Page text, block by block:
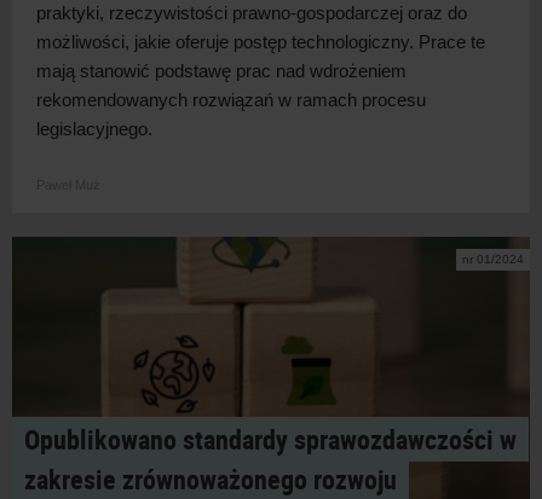
praktyki, rzeczywistości prawno-gospodarczej oraz do
możliwości, jakie oferuje postęp technologiczny. Prace te
mają stanowić podstawę prac nad wdrożeniem
rekomendowanych rozwiązań w ramach procesu
legislacyjnego.
nr 01/2024
Opublikowano standardy sprawozdawczości w
zakresie zrównoważonego rozwoju